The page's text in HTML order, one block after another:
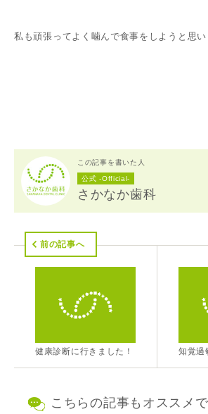
私も頑張ってよく噛んで食事をしようと思
この記事を書いた人
公式 -Official-
さかなか歯科
前の記事へ
健康診断に行きました！ 知覚過
こちらの記事もオススメ